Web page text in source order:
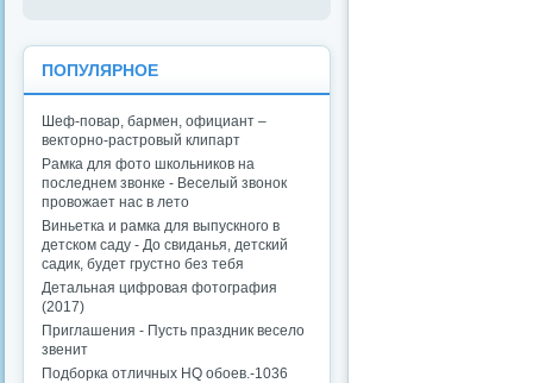
ПОПУЛЯРНОЕ
Шеф-повар, бармен, официант –
векторно-растровый клипарт
Рамка для фото школьников на
последнем звонке - Веселый звонок
провожает нас в лето
Виньетка и рамка для выпускного в
детском саду - До свиданья, детский
садик, будет грустно без тебя
Детальная цифровая фотография
(2017)
Приглашения - Пусть праздник весело
звенит
Подборка отличных HQ обоев.-1036